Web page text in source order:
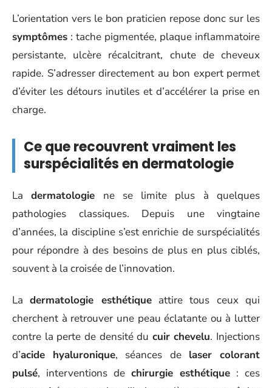
L’orientation vers le bon praticien repose donc sur les
symptômes : tache pigmentée, plaque inflammatoire
persistante, ulcère récalcitrant, chute de cheveux
rapide. S’adresser directement au bon expert permet
d’éviter les détours inutiles et d’accélérer la prise en
charge.
Ce que recouvrent vraiment les
surspécialités en dermatologie
Ladermatologie ne se limite plus à quelques
pathologies classiques. Depuis une vingtaine
d’années, la discipline s’est enrichie de surspécialités
pour répondre à des besoins de plus en plus ciblés,
souvent à la croisée de l’innovation.
Ladermatologie esthétiqueattire tous ceux qui
cherchent à retrouver une peau éclatante ou à lutter
contre la perte de densité du cuir chevelu. Injections
d’acide hyaluronique, séances de laser colorant
pulsé, interventions de chirurgie esthétique : ces